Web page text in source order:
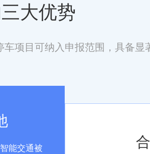
大优势
车项目可纳入申报范围，具备显
能交通被